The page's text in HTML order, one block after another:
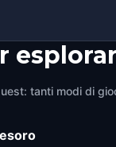
tanti modi di